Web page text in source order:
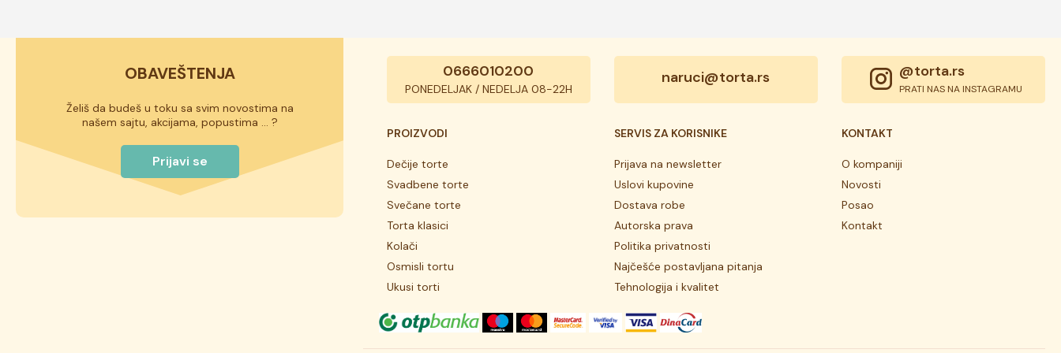
OBAVEŠTENJA
Želiš da budeš u toku sa svim novostima na
našem sajtu, akcijama, popustima ... ?
Prijavi se
0666010200
PONEDELJAK / NEDELJA 08-22H
naruci@torta.rs @torta.rs
PRATI NAS NA INSTAGRAMU
PROIZVODI
Dečije torte
Svadbene torte
Svečane torte
Torta klasici
Kolači
Osmisli tortu
Ukusi torti
SERVIS ZA KORISNIKE
Prijava na newsletter
Uslovi kupovine
Dostava robe
Autorska prava
Politika privatnosti
Najčešće postavljana pitanja
Tehnologija i kvalitet
KONTAKT
O kompaniji
Novosti
Posao
Kontakt